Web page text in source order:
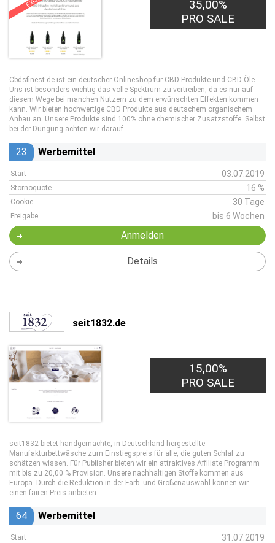
35,00%
PRO SALE
Cbdsfinest.de ist ein deutscher Onlineshop für CBD Produkte und CBD Öle.
Uns ist besonders wichtig das volle Spektrum zu vertreiben, da es nur auf
diesem Wege bei manchen Nutzern zu dem erwünschten Effekten kommen
kann. Wir bieten hochwertige CBD Produkte aus deutschem organischem
Anbau an. Unsere Produkte sind 100% ohne chemischer Zusatzstoffe. Selbst
bei der Düngung achten wir darauf.
23 Werbemittel
Start 03.07.2019
Stornoquote 16 %
Cookie 30 Tage
Freigabe bis 6 Wochen
Anmelden
Details
seit1832.de
15,00%
PRO SALE
seit1832 bietet handgemachte, in Deutschland hergestellte
Manufakturbettwäsche zum Einstiegspreis für alle, die guten Schlaf zu
schätzen wissen. Für Publisher bieten wir ein attraktives Affiliate Programm
mit bis zu 20,00 % Provision. Unsere nachhaltigen Stoffe kommen aus
Europa. Durch die Reduktion in der Farb- und Größenauswahl können wir
einen fairen Preis anbieten.
64 Werbemittel
Start 31.07.2019